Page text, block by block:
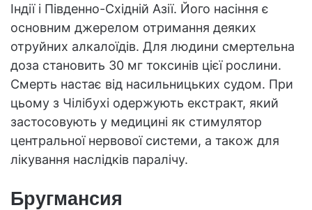
Індії і Південно-Східній Азії. Його насіння є
основним джерелом отримання деяких
отруйних алкалоїдів. Для людини смертельна
доза становить 30 мг токсинів цієї рослини.
Смерть настає від насильницьких судом. При
цьому з Чілібухі одержують екстракт, який
застосовують у медицині як стимулятор
центральної нервової системи, а також для
лікування наслідків паралічу.
Бругмансия